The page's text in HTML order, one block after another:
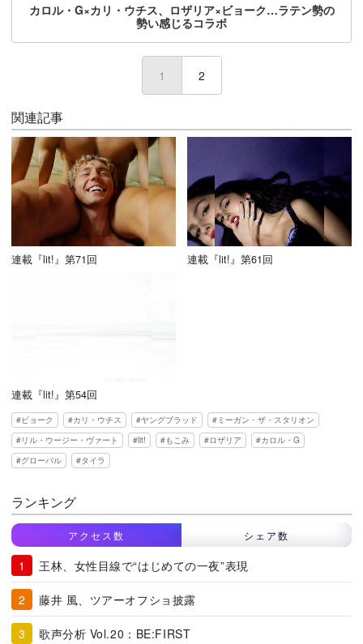
カロル・G×カリ・ウチス、ロザリア×ビョーク…ラテン勢の
勢い感じるコラボ
1 (current)
2
関連記事
連載『lit!』第71回 連載『lit!』第61回
連載『lit!』第54回
ビョーク カリ・ウチス ヤングブラッド
ミーガン・ザ・スタリオン
リル・ウージー・ヴァート
lit! もこみ ロザリア
カロル・G
グローバル
タイラ
ランキング
アクセス数 シェア数
王林、女性目線で“はじめての一夜”表現
藤井 風、ツアーオフショ披露
歌声分析 Vol.20：BE:FIRST